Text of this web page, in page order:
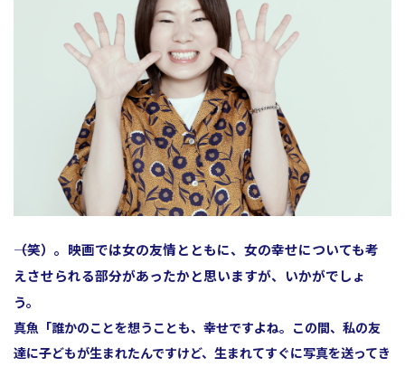
――（笑）。映画では女の友情とともに、女の幸せについても考
えさせられる部分があったかと思いますが、いかがでしょ
う。
真魚 「誰かのことを想うことも、幸せですよね。この間、私の友
達に子どもが生まれたんですけど、生まれてすぐに写真を送ってき